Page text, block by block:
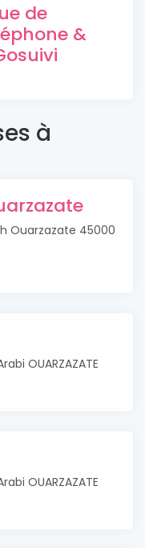
de
&
à
OUARZAZATE
OUARZAZATE